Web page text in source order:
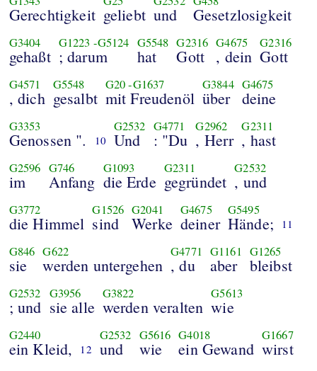
Gerechtigkeit geliebt und Gesetzlosigkeit
G3404
gehaßt
G1223 -G5124
; darum
G5548
hat
G2316
Gott
G4675
, dein
G2316
Gott
G4571
, dich
G5548
gesalbt
G20-G1637
mit Freudenöl
G3844
über
G4675
deine
G3353
Genossen ". 10
G2532
Und
G4771
: "Du
G2962
, Herr
G2311
, hast
G2596
im
G746
Anfang
G1093
die Erde
G2311
gegründet
G2532
, und
G3772
die Himmel
G1526
sind
G2041
Werke
G4675
deiner
G5495
Hände; 11
G846
sie
G622
werden untergehen
G4771
, du
G1161
aber
G1265
bleibst
G2532
; und
G3956
sie alle
G3822
werden veralten
G5613
wie
G2440
ein Kleid, 12
G2532
und
G5616
wie
G4018
ein Gewand
G1667
wirst